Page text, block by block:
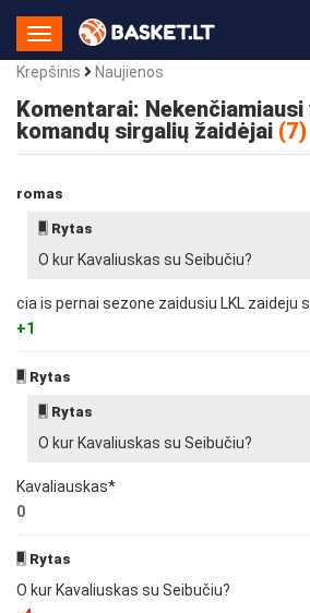
Toggle
Navigation
Krepšinis
Naujienos
Komentarai: Nekenčiamiausi
komandų sirgalių žaidėjai (7)
romas
Rytas
O kur Kavaliuskas su Seibučiu?
cia is pernai sezone zaidusiu LKL zaideju
+1
Rytas
Rytas
O kur Kavaliuskas su Seibučiu?
Kavaliauskas*
0
Rytas
O kur Kavaliuskas su Seibučiu?